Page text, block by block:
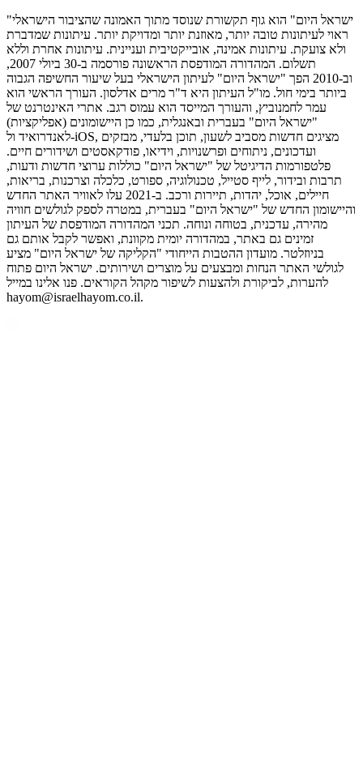
"ישראל היום" הוא גוף תקשורת שנוסד מתוך האמונה שהציבור הישראלי
ראוי לעיתונות טובה יותר, מאוזנת יותר ומדויקת יותר. עיתונות שמדברת
ולא צועקת. עיתונות אמינה, אובייקטיבית ועניינית. עיתונות אחרת וללא
תשלום. המהדורה המודפסת הראשונה פורסמה ב-30 ביולי 2007,
וב-2010 הפך "ישראל היום" לעיתון הישראלי בעל שיעור החשיפה הגבוה
ביותר בימי חול. מו"ל העיתון היא ד"ר מרים אדלסון. העורך הראשי הוא
עמר לחמנוביץ, והעורך המייסד הוא עמוס רגב. אתרי האינטרנט של
"ישראל היום" בעברית ובאנגלית, כמו כן היישומונים (אפליקציות)
לאנדרואיד ול-iOS, מציגים חדשות מסביב לשעון, תוכן בלעדי, מבזקים
ועדכונים, ניתוחים ופרשנויות, וידיאו, פודקאסטים ושידורים חיים.
פלטפורמות הדיגיטל של "ישראל היום" כוללות ערוצי חדשות ודעות,
תרבות ובידור, לייף סטייל, טכנולוגיה, ספורט, כלכלה וצרכנות, בריאות,
חיילים, אוכל, יהדות, תיירות ורכב. ב-2021 עלו לאוויר האתר החדש
והיישומון החדש של "ישראל היום" בעברית, במטרה לספק לגולשים חוויה
מהירה, עדכנית, בטוחה ונוחה. תכני המהדורה המודפסת של העיתון
זמינים גם באתר, במהדורה יומית מקוונת, ואפשר לקבל אותם גם
בניוזלטר. מועדון ההטבות הייחודי "הקליקה של ישראל היום" מציע
לגולשי האתר הנחות ומבצעים על מוצרים ושירותים. ישראל היום פתוח
להערות, לביקורת ולהצעות לשיפור מקהל הקוראים. פנו אלינו במייל
hayom@israelhayom.co.il.